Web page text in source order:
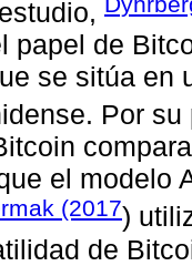
papel de
se sitúa en
Por
el modelo
(2017)
de